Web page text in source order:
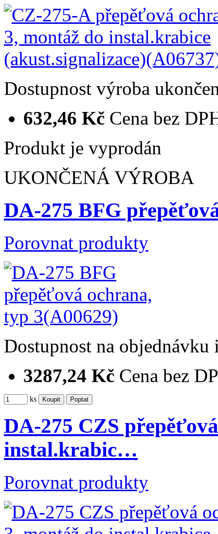
Dostupnost výroba
632,46 Kč Cena bez
Produkt je vyprodán
UKONČENÁ VÝROBA
DA-275 BFG
Porovnat produkty
Dostupnost na objednávku
3287,24 Kč Cena bez
ks
DA-275 CZS
instal.krabic…
Porovnat produkty